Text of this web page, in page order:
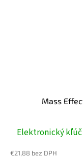
Mass
Elektronický kľúč
€21,88 bez DPH